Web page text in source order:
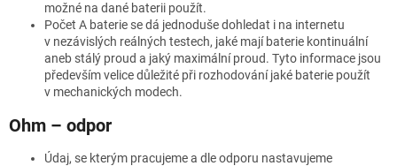
možné na dané baterii použít.
Počet A baterie se dá jednoduše dohledat i na internetu
v nezávislých reálných testech, jaké mají baterie kontinuální
aneb stálý proud a jaký maximální proud. Tyto informace jsou
především velice důležité při rozhodování jaké baterie použít
v mechanických modech.
Ohm – odpor
Údaj, se kterým pracujeme a dle odporu nastavujeme